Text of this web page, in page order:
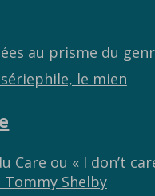
au prisme du
le mien
Care ou « I don’t
Tommy Shelby